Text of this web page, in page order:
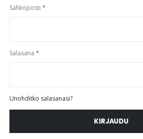
Sähköposti
Salasana
Unohditko salasanasi?
KIRJAUDU